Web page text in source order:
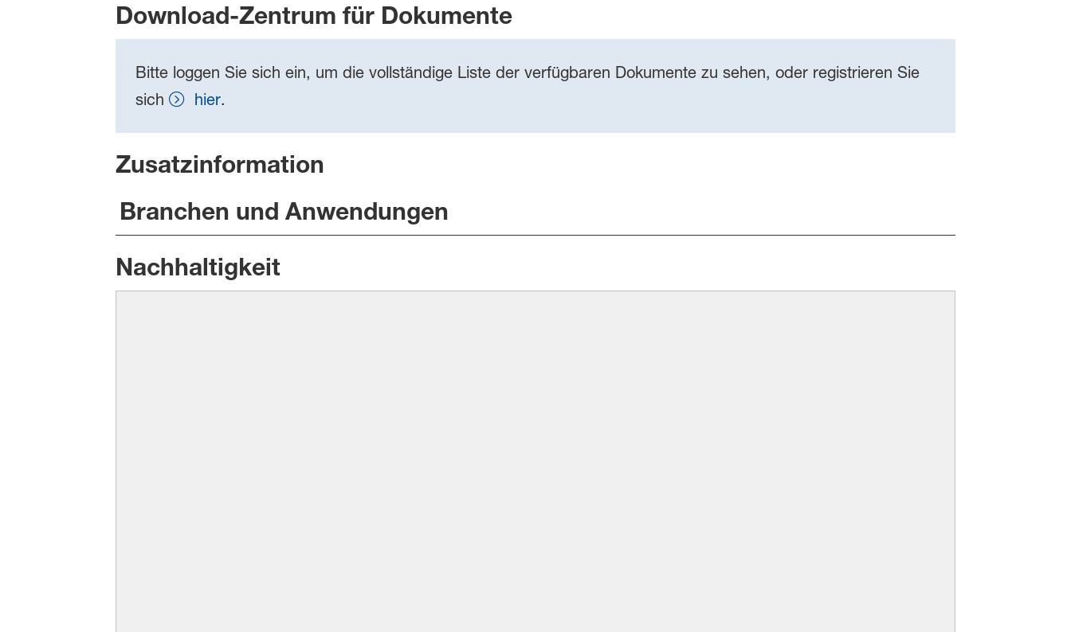
Download-Zentrum für Dokumente
Bitte loggen Sie sich ein, um die vollständige Liste der verfügbaren Dokumente zu sehen, oder registrieren Sie
sich
hier.
Zusatzinformation
Branchen und Anwendungen
Nachhaltigkeit